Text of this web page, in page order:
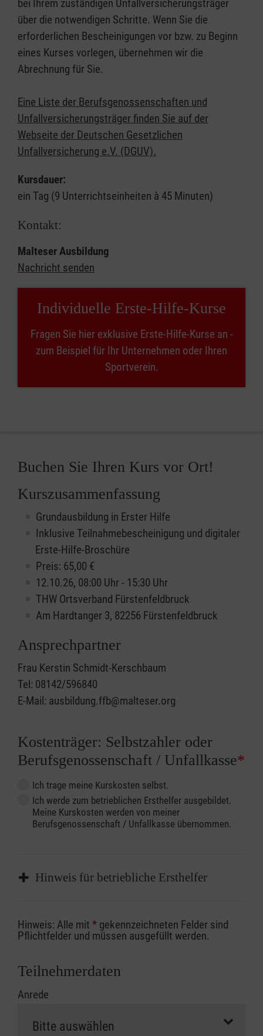
bei Ihrem zuständigen Unfallversicherungsträger
über die notwendigen Schritte. Wenn Sie die
erforderlichen Bescheinigungen vor bzw. zu Beginn
eines Kurses vorlegen, übernehmen wir die
Abrechnung für Sie.
Eine Liste der Berufsgenossenschaften und
Unfallversicherungsträger finden Sie auf der
Webseite der Deutschen Gesetzlichen
Unfallversicherung e.V. (DGUV).
Kursdauer:
ein Tag (9 Unterrichtseinheiten à 45 Minuten)
Kontakt:
Malteser Ausbildung
Nachricht senden
Individuelle Erste-Hilfe-Kurse
Fragen Sie hier exklusive Erste-Hilfe-Kurse an -
zum Beispiel für Ihr Unternehmen oder Ihren
Sportverein.
Buchen Sie Ihren Kurs vor Ort!
Kurszusammenfassung
Grundausbildung in Erster Hilfe
Inklusive Teilnahmebescheinigung und digitaler
Erste-Hilfe-Broschüre
Preis: 65,00 €
12.10.26, 08:00 Uhr - 15:30 Uhr
THW Ortsverband Fürstenfeldbruck
Am Hardtanger 3, 82256 Fürstenfeldbruck
Ansprechpartner
Frau Kerstin Schmidt-Kerschbaum
Tel: 08142/596840
E-Mail: ausbildung.ffb@malteser.org
Kostenträger: Selbstzahler oder
Berufsgenossenschaft / Unfallkasse*
Ich trage meine Kurskosten selbst.
Ich werde zum betrieblichen Ersthelfer ausgebildet.
Meine Kurskosten werden von meiner
Berufsgenossenschaft / Unfallkasse übernommen.
Hinweis für betriebliche Ersthelfer
Sofern Sie ein Kostenübernahmeverfahren
Ihrer Berufsgenossenschaft / Unfallkasse
Abrechnungsunterlagen spätestens zu
erfolgt eine Abrechnung der vollen Kursgebühr
Hinweis: Alle mit * gekennzeichneten Felder sind
Pflichtfelder und müssen ausgefüllt werden.
Teilnehmerdaten
Anrede